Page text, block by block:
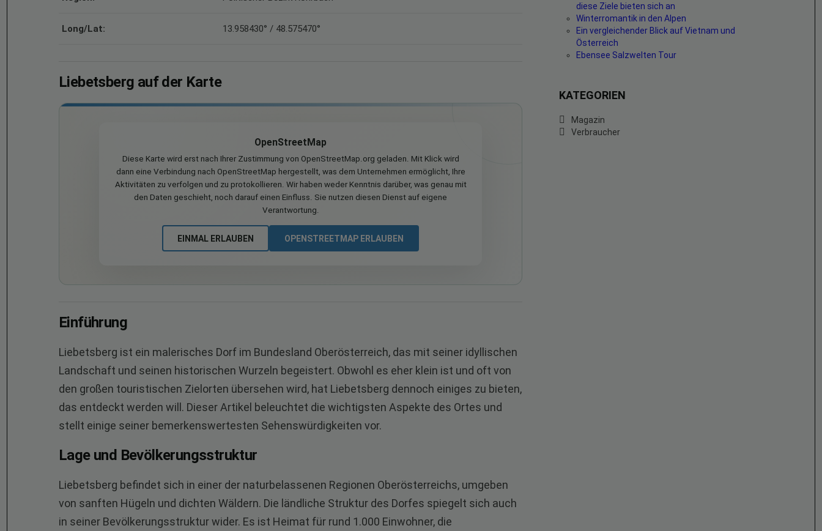
Long/Lat: 13.958430° / 48.575470°
Liebetsberg auf der Karte
OpenStreetMap
Diese Karte wird erst nach Ihrer Zustimmung von OpenStreetMap.org geladen. Mit Klick wird
dann eine Verbindung nach OpenStreetMap hergestellt, was dem Unternehmen ermöglicht, Ihre
Aktivitäten zu verfolgen und zu protokollieren. Wir haben weder Kenntnis darüber, was genau mit
den Daten geschieht, noch darauf einen Einfluss. Sie nutzen diesen Dienst auf eigene
Verantwortung.
EINMAL ERLAUBEN OPENSTREETMAP ERLAUBEN
Einführung
Liebetsberg ist ein malerisches Dorf im Bundesland Oberösterreich, das mit seiner idyllischen
Landschaft und seinen historischen Wurzeln begeistert. Obwohl es eher klein ist und oft von
den großen touristischen Zielorten übersehen wird, hat Liebetsberg dennoch einiges zu bieten,
das entdeckt werden will. Dieser Artikel beleuchtet die wichtigsten Aspekte des Ortes und
stellt einige seiner bemerkenswertesten Sehenswürdigkeiten vor.
Lage und Bevölkerungsstruktur
Liebetsberg befindet sich in einer der naturbelassenen Regionen Oberösterreichs, umgeben
von sanften Hügeln und dichten Wäldern. Die ländliche Struktur des Dorfes spiegelt sich auch
in seiner Bevölkerungsstruktur wider. Es ist Heimat für rund 1.000 Einwohner, die
diese Ziele bieten sich an
Winterromantik in den Alpen
Ein vergleichender Blick auf Vietnam und
Österreich
Ebensee Salzwelten Tour
KATEGORIEN
Magazin
Verbraucher